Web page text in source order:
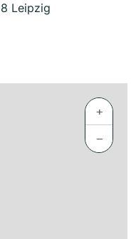
Leipzig
+
−